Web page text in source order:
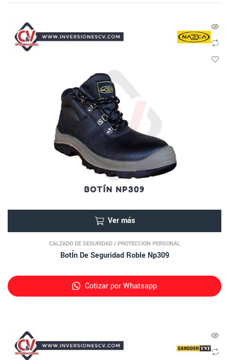
Ver más
CALZADO DE SEGURIDAD/ PROTECCIÓN PERSONAL
BotÍn De Seguridad Roble Np309
Cotizar por Whatsapp